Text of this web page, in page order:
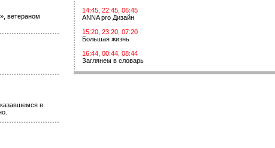
ветераном
в
14:45, 22:45, 06:45
ANNA pro Дизайн
15:20, 23:20, 07:20
Большая жизнь
16:44, 00:44, 08:44
Заглянем в словарь